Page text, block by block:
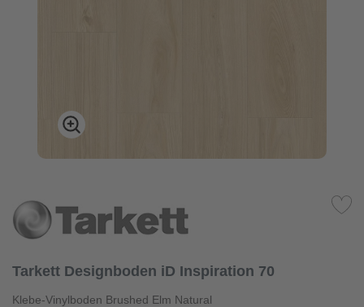
Tarkett Designboden iD Inspiration 70
Klebe-Vinylboden Brushed Elm Natural